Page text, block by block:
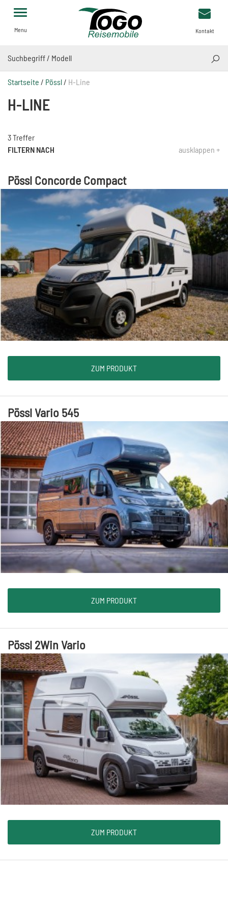
Menu Kontakt
Startseite / Pössl/ H-Line
H-LINE
FILTERN NACH ausklappen +
3 Treffer
Pössl Concorde Compact
ZUM PRODUKT
Pössl Vario 545
ZUM PRODUKT
Pössl 2Win Vario
ZUM PRODUKT